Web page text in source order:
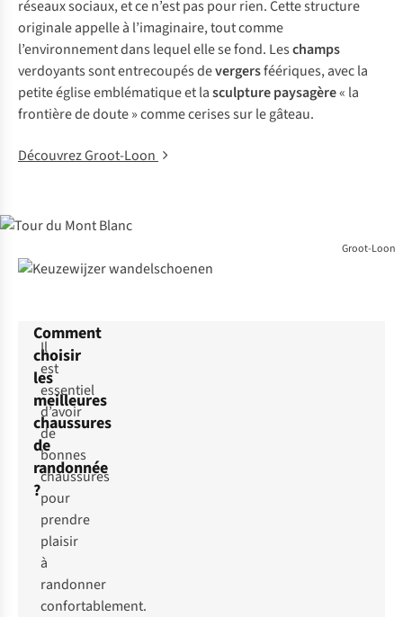
réseaux sociaux, et ce n’est pas pour rien. Cette structure
originale appelle à l’imaginaire, tout comme
l’environnement dans lequel elle se fond. Leschamps
verdoyants sont entrecoupés devergersféériques, avec la
petite église emblématique et lasculpture paysagère« la
frontière de doute » comme cerises sur le gâteau.
Découvrez Groot-Loon
Groot-Loon
Comment
choisir
les
meilleures
chaussures
de
randonnée
?
Il
est
essentiel
d’avoir
de
bonnes
chaussures
pour
prendre
plaisir
à
randonner
confortablement.